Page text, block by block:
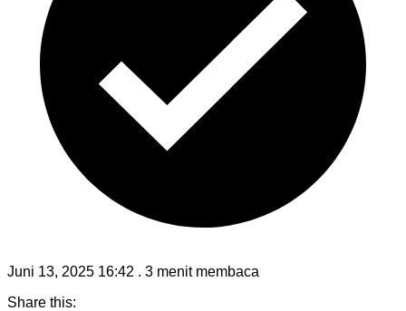
Juni 13, 2025 16:42 . 3 menit membaca
Share this: